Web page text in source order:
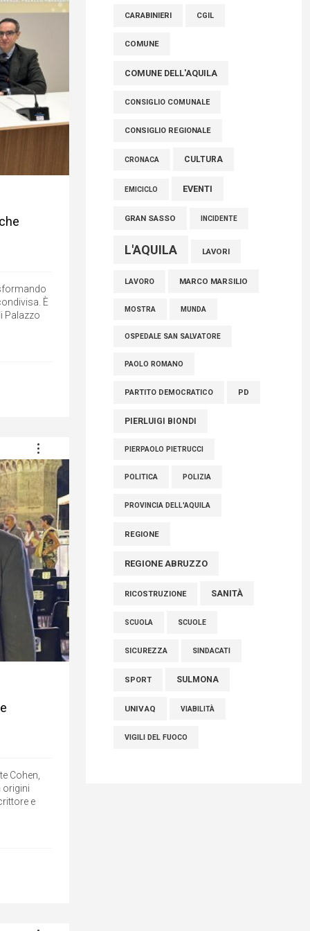
È
Palazzo
Cohen,
origini
e
tra cui molti abruzzesi"
06 Agosto 2026
CARABINIERI CGIL
COMUNE
COMUNE DELL'AQUILA
CONSIGLIO COMUNALE
CONSIGLIO REGIONALE
CRONACA CULTURA
EMICICLO EVENTI
GRAN SASSO INCIDENTE
L'AQUILA LAVORI
LAVORO MARCO MARSILIO
MOSTRA MUNDA
OSPEDALE SAN SALVATORE
PAOLO ROMANO
PARTITO DEMOCRATICO PD
PIERLUIGI BIONDI
PIERPAOLO PIETRUCCI
POLITICA POLIZIA
PROVINCIA DELL'AQUILA
REGIONE
REGIONE ABRUZZO
RICOSTRUZIONE SANITÀ
SCUOLA SCUOLE
SICUREZZA SINDACATI
SPORT SULMONA
UNIVAQ VIABILITÀ
VIGILI DEL FUOCO